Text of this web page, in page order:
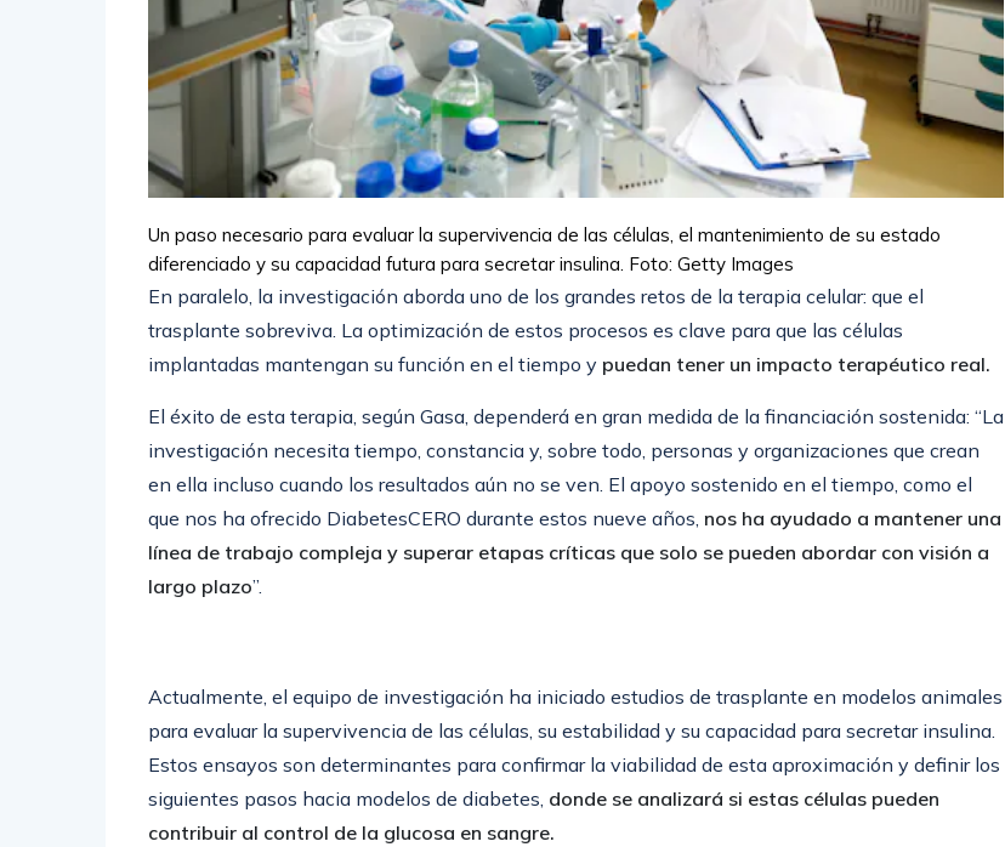
Un paso necesario para evaluar la supervivencia de las células, el mantenimiento de su estado
diferenciado y su capacidad futura para secretar insulina. Foto: Getty Images
En paralelo, la investigación aborda uno de los grandes retos de la terapia celular: que el
trasplante sobreviva. La optimización de estos procesos es clave para que las células
implantadas mantengan su función en el tiempo y puedan tener un impacto terapéutico real.
El éxito de esta terapia, según Gasa, dependerá en gran medida de la financiación sostenida: “La
investigación necesita tiempo, constancia y, sobre todo, personas y organizaciones que crean
en ella incluso cuando los resultados aún no se ven. El apoyo sostenido en el tiempo, como el
que nos ha ofrecido DiabetesCERO durante estos nueve años, nos ha ayudado a mantener una
línea de trabajo compleja y superar etapas críticas que solo se pueden abordar con visión a
largo plazo”.
Actualmente, el equipo de investigación ha iniciado estudios de trasplante en modelos animales
para evaluar la supervivencia de las células, su estabilidad y su capacidad para secretar insulina.
Estos ensayos son determinantes para confirmar la viabilidad de esta aproximación y definir los
siguientes pasos hacia modelos de diabetes, donde se analizará si estas células pueden
contribuir al control de la glucosa en sangre.